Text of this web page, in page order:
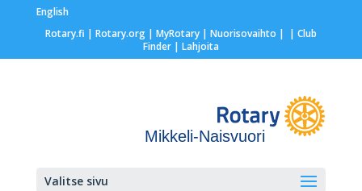
English
Rotary.fi | Rotary.org| MyRotary | Nuorisovaihto | | Club
Finder| Lahjoita
Mikkeli-Naisvuori
Valitse sivu